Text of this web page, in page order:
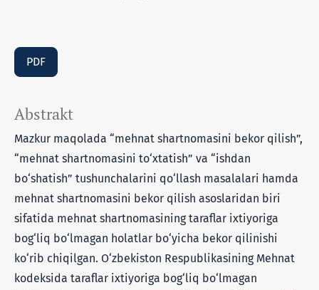
PDF
Abstrakt
Mazkur maqolada “mehnat shartnomasini bekor qilish”,
“mehnat shartnomasini to‘xtatish” va “ishdan
bo‘shatish” tushunchalarini qo‘llash masalalari hamda
mehnat shartnomasini bekor qilish asoslaridan biri
sifatida mehnat shartnomasining taraflar ixtiyoriga
bog‘liq bo‘lmagan holatlar bo‘yicha bekor qilinishi
ko‘rib chiqilgan. O‘zbekiston Respublikasining Mehnat
kodeksida taraflar ixtiyoriga bog‘liq bo‘lmagan